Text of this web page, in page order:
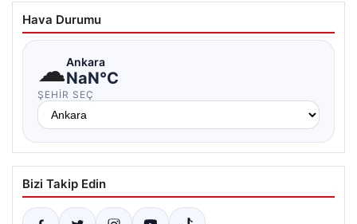
Hava Durumu
☁Ankara
NaN°C
ŞEHIR SEÇ
Bizi Takip Edin